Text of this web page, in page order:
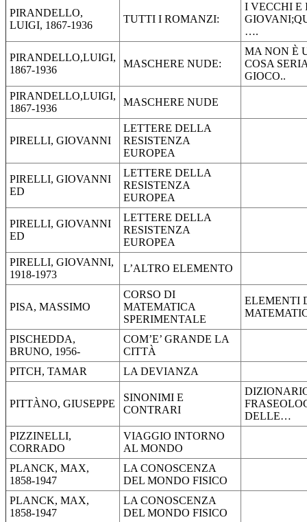
PIRANDELLO,
LUIGI, 1867-1936
TUTTI I ROMANZI:
I VECCHI E
….
PIRANDELLO,LUIGI,
1867-1936
MASCHERE NUDE:
MA NON È
COSA
GIOCO..
PIRANDELLO,LUIGI,
1867-1936
MASCHERE NUDE
PIRELLI, GIOVANNI
LETTERE DELLA
RESISTENZA
EUROPEA
PIRELLI, GIOVANNI
ED
LETTERE DELLA
RESISTENZA
EUROPEA
PIRELLI, GIOVANNI
ED
LETTERE DELLA
RESISTENZA
EUROPEA
PIRELLI, GIOVANNI,
1918-1973
L’ALTRO ELEMENTO
PISA, MASSIMO
CORSO DI
MATEMATICA
SPERIMENTALE
ELEMENTI
PISCHEDDA,
BRUNO, 1956-
COM’E’ GRANDE LA
CITTÀ
PITCH, TAMAR
LA DEVIANZA
PITTÀNO, GIUSEPPE
SINONIMI E
CONTRARI
DELLE…
PIZZINELLI,
CORRADO
VIAGGIO INTORNO
AL MONDO
PLANCK, MAX,
1858-1947
LA CONOSCENZA
DEL MONDO FISICO
PLANCK, MAX,
1858-1947
LA CONOSCENZA
DEL MONDO FISICO